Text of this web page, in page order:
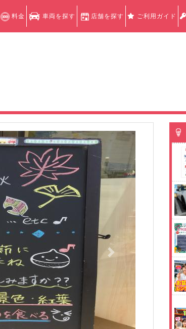
料金 車両を探す 店舗を探す ご利用ガイド
Next